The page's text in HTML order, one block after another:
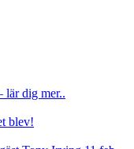
lär dig mer..
blev!